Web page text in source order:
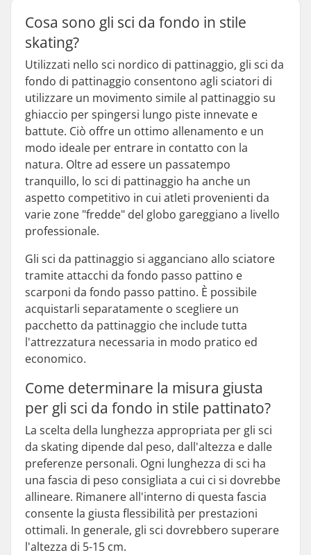
Cosa sono gli sci da fondo in stile
skating?
Utilizzati nello sci nordico di pattinaggio, gli sci da
fondo di pattinaggio consentono agli sciatori di
utilizzare un movimento simile al pattinaggio su
ghiaccio per spingersi lungo piste innevate e
battute. Ciò offre un ottimo allenamento e un
modo ideale per entrare in contatto con la
natura. Oltre ad essere un passatempo
tranquillo, lo sci di pattinaggio ha anche un
aspetto competitivo in cui atleti provenienti da
varie zone "fredde" del globo gareggiano a livello
professionale.
Gli sci da pattinaggio si agganciano allo sciatore
tramite attacchi da fondo passo pattino e
scarponi da fondo passo pattino. È possibile
acquistarli separatamente o scegliere un
pacchetto da pattinaggio che include tutta
l'attrezzatura necessaria in modo pratico ed
economico.
Come determinare la misura giusta
per gli sci da fondo in stile pattinato?
La scelta della lunghezza appropriata per gli sci
da skating dipende dal peso, dall'altezza e dalle
preferenze personali. Ogni lunghezza di sci ha
una fascia di peso consigliata a cui ci si dovrebbe
allineare. Rimanere all'interno di questa fascia
consente la giusta flessibilità per prestazioni
ottimali. In generale, gli sci dovrebbero superare
l'altezza di 5-15 cm.